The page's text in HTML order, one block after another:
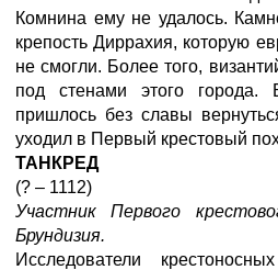
Комнина ему не удалось.
крепость Диррахия, которую
не смогли. Более того,
под стенами этого города.
пришлось без славы
уходил в Первый крестовый
ТАНКРЕД
(? – 1112)
Участник Первого
Брундизия.
Исследователи